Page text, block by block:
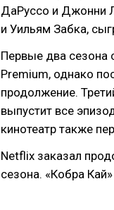
ДаРуссо и Джонни
и Уильям Забка,
Первые два сезона
Premium, однако
продолжение.
выпустит все
кинотеатр также
Netflix заказал
сезона. «Кобра